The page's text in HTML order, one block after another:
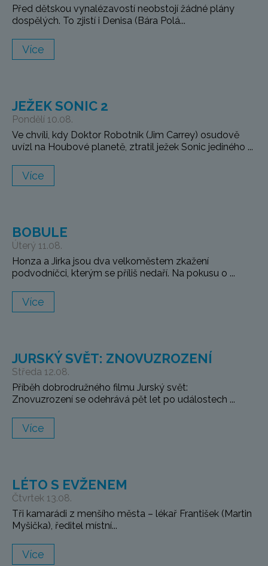
Před dětskou vynalézavostí neobstojí žádné plány
dospělých. To zjistí i Denisa (Bára Polá...
Více
JEŽEK SONIC 2
Pondělí 10.08.
Ve chvíli, kdy Doktor Robotnik (Jim Carrey) osudově
uvízl na Houbové planetě, ztratil ježek Sonic jediného ...
Více
BOBULE
Úterý 11.08.
Honza a Jirka jsou dva velkoměstem zkažení
podvodníčci, kterým se příliš nedaří. Na pokusu o ...
Více
JURSKÝ SVĚT: ZNOVUZROZENÍ
Středa 12.08.
Příběh dobrodružného filmu Jurský svět:
Znovuzrození se odehrává pět let po událostech ...
Více
LÉTO S EVŽENEM
Čtvrtek 13.08.
Tři kamarádi z menšího města – lékař František (Martin
Myšička), ředitel místní...
Více